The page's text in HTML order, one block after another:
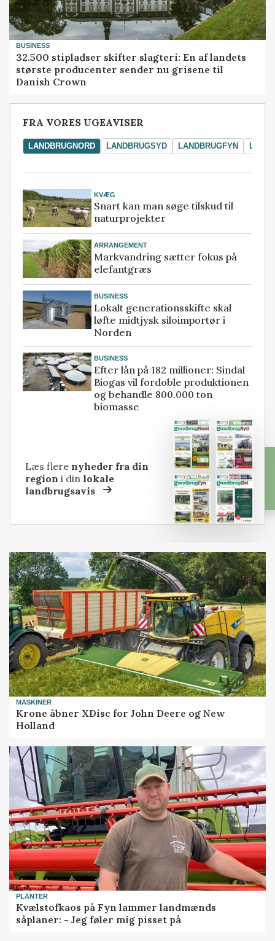
BUSINESS
32.500 stipladser skifter slagteri: En af landets
største producenter sender nu grisene til
Danish Crown
FRA VORES UGEAVISER
LANDBRUGNORD LANDBRUGSYD LANDBRUGFYN
KVÆG
Snart kan man søge tilskud til
naturprojekter
ARRANGEMENT
Markvandring sætter fokus på
elefantgræs
BUSINESS
Lokalt generationsskifte skal
løfte midtjysk siloimportør i
Norden
BUSINESS
Efter lån på 182 millioner: Sindal
Biogas vil fordoble produktionen
og behandle 800.000 ton
biomasse
Læs flere nyheder fra din
region i dinlokale
landbrugsavis
MASKINER
Krone åbner XDisc for John Deere og New
Holland
PLANTER
Kvælstofkaos på Fyn lammer landmænds
såplaner: - Jeg føler mig pisset på